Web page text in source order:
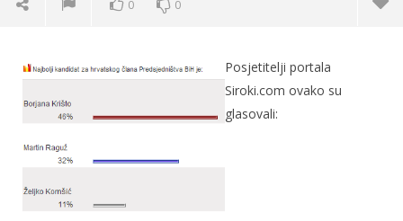
0 0
Posjetitelji portala
Siroki.com ovako su
glasovali: